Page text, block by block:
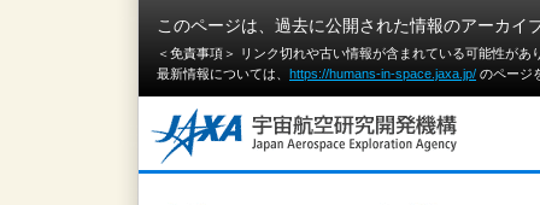
このページは、過去に公開された情報のアーカイ
＜免責事項＞ リンク切れや古い情報が含まれている可能性が
最新情報については、 https://humans-in-space.jaxa.jp/ のページ